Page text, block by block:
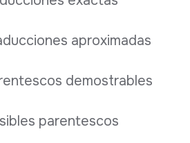
aproximadas
demostrables
parentescos